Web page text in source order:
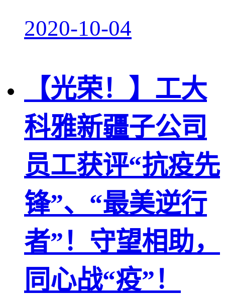
2020-10-04
【光荣！】工大
科雅新疆子公司
员工获评“抗疫先
锋”、“最美逆行
者”！守望相助，
同心战“疫”！